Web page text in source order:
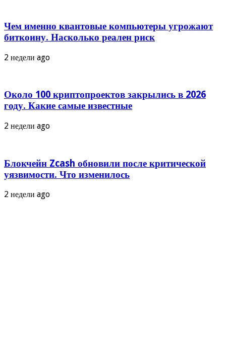
Чем именно квантовые компьютеры угрожают
биткоину. Насколько реален риск
2 недели ago
Около 100 криптопроектов закрылись в 2026
году. Какие самые известные
2 недели ago
Блокчейн Zcash обновили после критической
уязвимости. Что изменилось
2 недели ago